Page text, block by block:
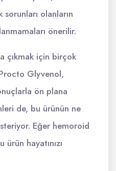
sorunları olanların
önerilir.
çıkmak için birçok
Glyvenol,
ön plana
de, bu ürünün ne
Eğer hemoroid
ürün hayatınızı